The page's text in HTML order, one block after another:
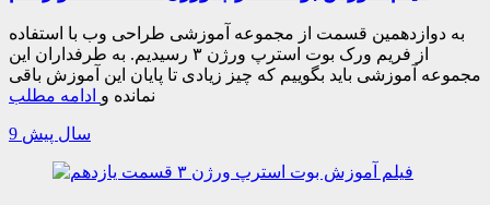
به دوازدهمین قسمت از مجموعه آموزشی طراحی وب با استفاده
از فریم ورک بوت استرپ ورژن ۳ رسیدیم. به طرفداران این
مجموعه آموزشی باید بگوییم که چیز زیادی تا پایان این آموزش باقی
نمانده و ادامه مطلب
9 سال پیش